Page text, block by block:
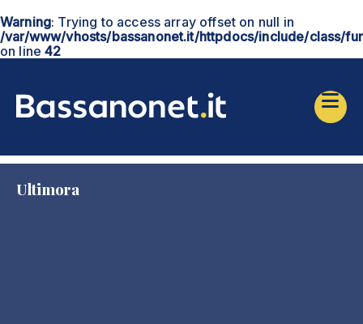
Warning: Trying to access array offset on null in
/var/www/vhosts/bassanonet.it/httpdocs/include/class/
on line42
Ultimora